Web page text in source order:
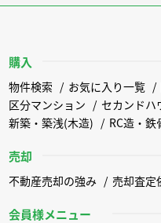
購入
物件検索 お気に入り一覧
区分マンション
セカンドハ
新築・築浅(木造)
RC造・鉄
売却
不動産売却の強み 売却査定
会員様メニュー